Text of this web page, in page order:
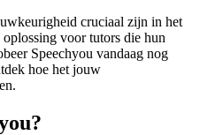
cruciaal zijn in het
voor tutors die hun
Speechyou vandaag nog
hoe het jouw